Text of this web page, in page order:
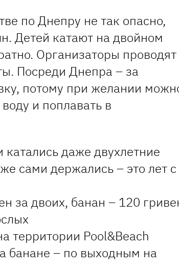
по Днепру не так опасно,
Детей катают на двойном
Организаторы проводят
Посреди Днепра – за
потому при желании
и поплавать в
даже двухлетние
сами держались – это лет с
за двоих, банан – 120
территории Pool&Beach
банане – по выходным на